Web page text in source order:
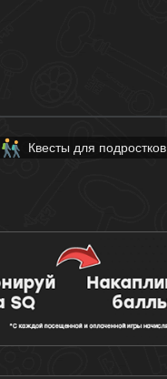
Квесты для подростков